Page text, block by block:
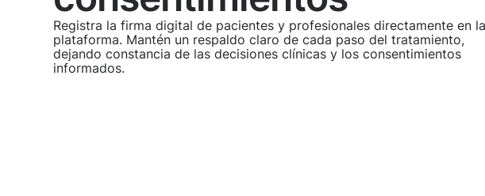
Registra la firma digital de pacientes y profesionales directamente en la
plataforma. Mantén un respaldo claro de cada paso del tratamiento,
dejando constancia de las decisiones clínicas y los consentimientos
informados.